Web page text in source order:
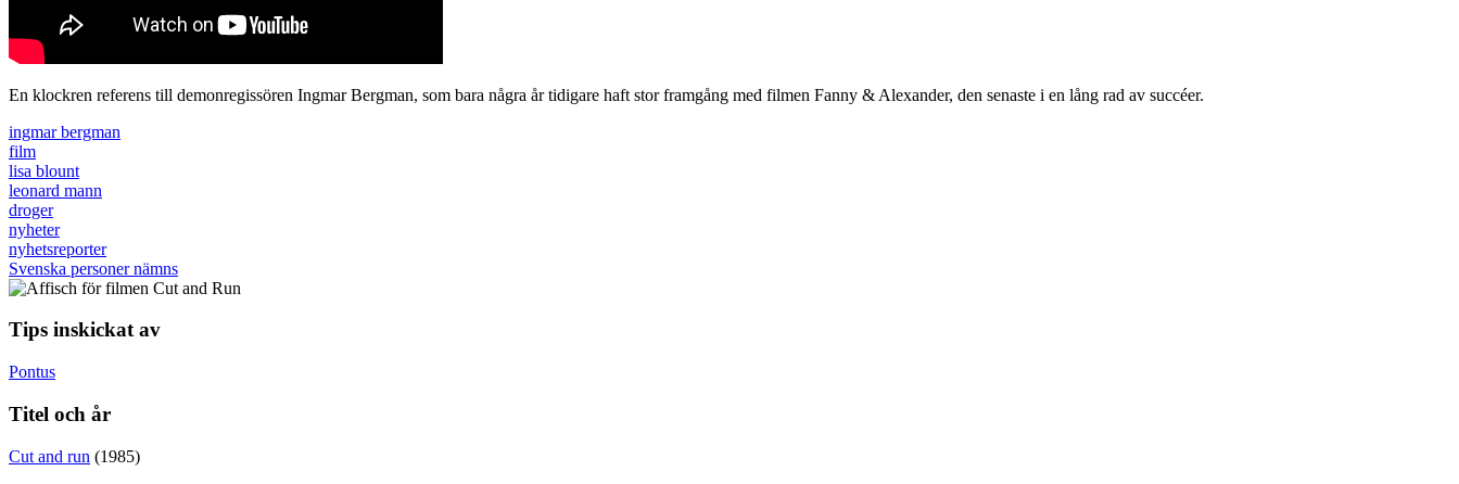
En klockren referens till demonregissören Ingmar Bergman, som bara några år tidigare haft stor framgång med filmen Fanny & Alexander, den senaste i en lång rad av succéer.
ingmar bergman
film
lisa blount
leonard mann
droger
nyheter
nyhetsreporter
Svenska personer nämns
Tips inskickat av
Pontus
Titel och år
Cut and run (1985)